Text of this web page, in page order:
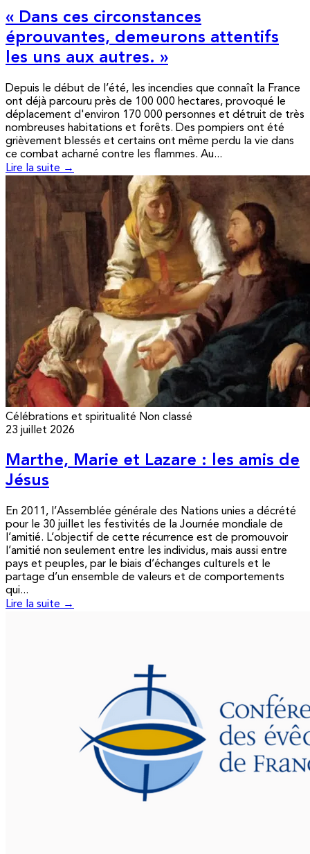
« Dans ces circonstances
éprouvantes, demeurons attentifs
les uns aux autres. »
Depuis le début de l’été, les incendies que connaît la France
ont déjà parcouru près de 100 000 hectares, provoqué le
déplacement d'environ 170 000 personnes et détruit de très
nombreuses habitations et forêts. Des pompiers ont été
grièvement blessés et certains ont même perdu la vie dans
ce combat acharné contre les flammes. Au...
Lire la suite →
Célébrations et spiritualité Non classé
23 juillet 2026
Marthe, Marie et Lazare : les amis de
Jésus
En 2011, l’Assemblée générale des Nations unies a décrété
pour le 30 juillet les festivités de la Journée mondiale de
l’amitié. L’objectif de cette récurrence est de promouvoir
l’amitié non seulement entre les individus, mais aussi entre
pays et peuples, par le biais d’échanges culturels et le
partage d’un ensemble de valeurs et de comportements
qui...
Lire la suite →